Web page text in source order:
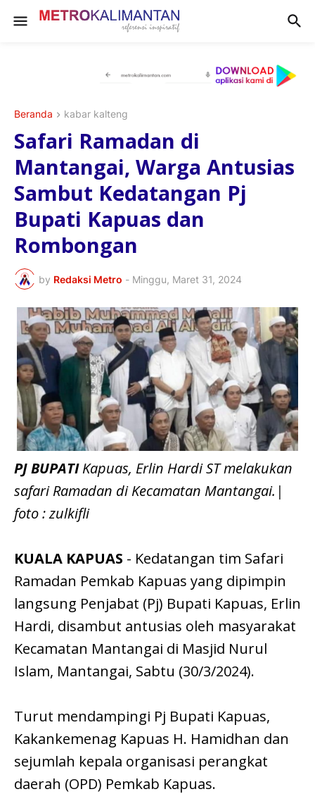
Beranda kabar kalteng
Safari Ramadan di
Mantangai, Warga Antusias
Sambut Kedatangan Pj
Bupati Kapuas dan
Rombongan
by Redaksi Metro - Minggu, Maret 31, 2024
PJ BUPATIKapuas, Erlin Hardi ST melakukan
safari Ramadan di Kecamatan Mantangai.|
foto : zulkifli
KUALA KAPUAS - Kedatangan tim Safari
Ramadan Pemkab Kapuas yang dipimpin
langsung Penjabat (Pj) Bupati Kapuas, Erlin
Hardi, disambut antusias oleh masyarakat
Kecamatan Mantangai di Masjid Nurul
Islam, Mantangai, Sabtu (30/3/2024).
Turut mendampingi Pj Bupati Kapuas,
Kakankemenag Kapuas H. Hamidhan dan
sejumlah kepala organisasi perangkat
daerah (OPD) Pemkab Kapuas.